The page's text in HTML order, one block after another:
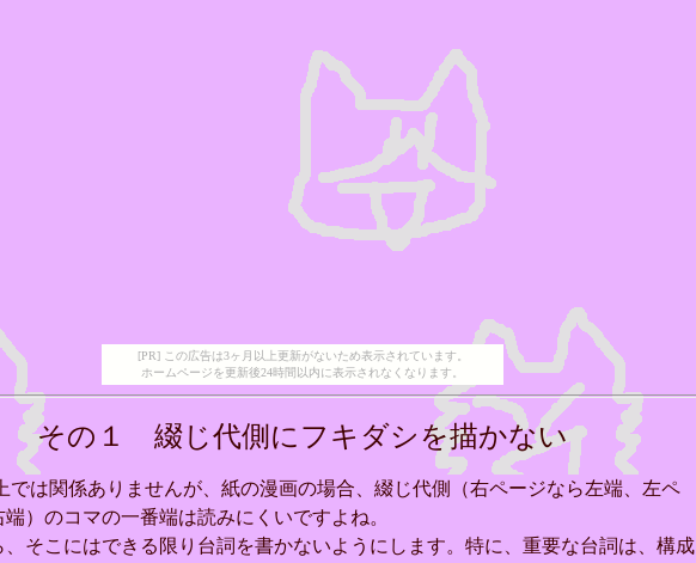
[PR] この広告は3ヶ月以上更新がないため表示されています。
ホームページを更新後24時間以内に表示されなくなります。
その１ 綴じ代側にフキダシを描かない
では関係ありませんが、紙の漫画の場合、綴じ代側（右ページなら左端、左ペ
）のコマの一番端は読みにくいですよね。
そこにはできる限り台詞を書かないようにします。特に、重要な台詞は、構成